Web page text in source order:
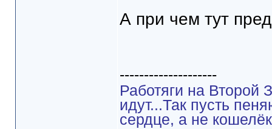
А при чем тут
--------------------
Работяги на Второй
идут...Так пусть
сердце, а не кошелёк